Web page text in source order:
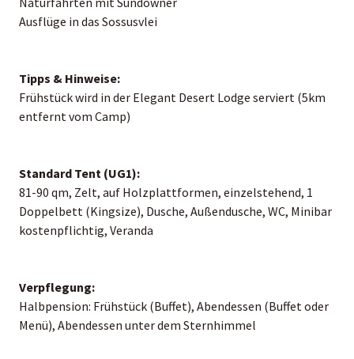
Ausflüge in das Sossusvlei
Tipps & Hinweise:
Frühstück wird in der Elegant Desert Lodge serviert (5km
entfernt vom Camp)
Standard Tent (UG1):
81-90 qm, Zelt, auf Holzplattformen, einzelstehend, 1
Doppelbett (Kingsize), Dusche, Außendusche, WC, Minibar
kostenpflichtig, Veranda
Verpflegung:
Halbpension: Frühstück (Buffet), Abendessen (Buffet oder
Menü), Abendessen unter dem Sternhimmel